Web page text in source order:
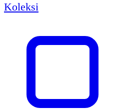
Koleksi